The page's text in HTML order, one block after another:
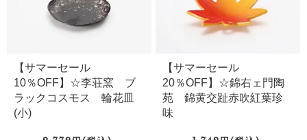
【サマーセール
10％OFF】☆李荘窯 ブ
ラックコスモス 輪花皿
(小)
【サマーセール
20％OFF】☆錦右ェ門陶
苑 錦黄交趾赤吹紅葉珍
味